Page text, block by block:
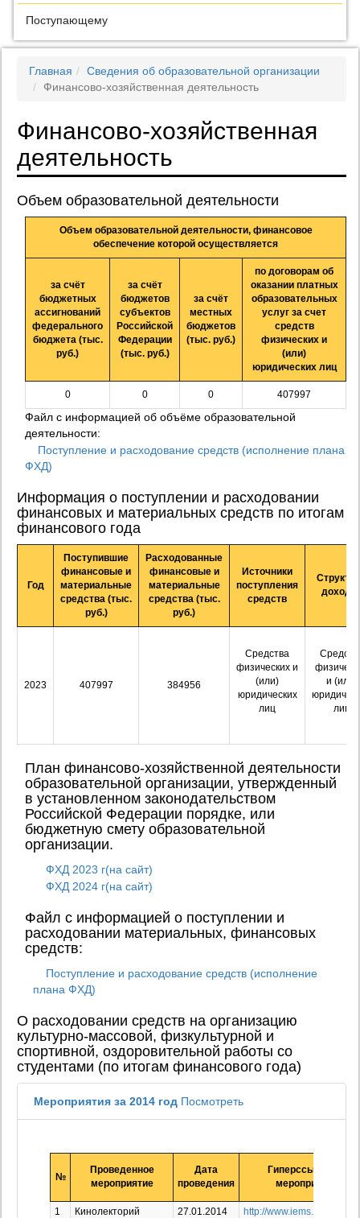
Поступающему
Главная
Сведения об образовательной организации
Финансово-хозяйственная деятельность
Финансово-хозяйственная
деятельность
Объем образовательной деятельности
Объем образовательной деятельности, финансовое
обеспечение которой осуществляется
за счёт
бюджетных
ассигнований
федерального
бюджета (тыс.
руб.)
за счёт
бюджетов
субъектов
Российской
Федерации
(тыс. руб.)
за счёт
местных
бюджетов
(тыс. руб.)
по договорам об
оказании платных
образовательных
услуг за счет
средств
физических и
(или)
юридических лиц
0 0 0 407997
Файл с информацией об объёме образовательной
деятельности:
Поступление и расходование средств (исполнение плана
ФХД)
Информация о поступлении и расходовании
финансовых и материальных средств по итогам
финансового года
Год
Поступившие
финансовые и
материальные
средства (тыс.
руб.)
Расходованные
финансовые и
материальные
средства (тыс.
руб.)
Источники
поступления
средств
2023 407997 384956
Средства
физических и
(или)
юридических
лиц
и (или)
лиц
План финансово-хозяйственной деятельности
образовательной организации, утвержденный
в установленном законодательством
Российской Федерации порядке, или
бюджетную смету образовательной
организации.
ФХД 2023 г(на сайт)
ФХД 2024 г(на сайт)
Файл с информацией о поступлении и
расходовании материальных, финансовых
средств:
Поступление и расходование средств (исполнение
плана ФХД)
О расходовании средств на организацию
культурно-массовой, физкультурной и
спортивной, оздоровительной работы со
студентами (по итогам финансового года)
Мероприятия за 2014 год Посмотреть
№
Проведенное
мероприятие
Дата
проведения
Гиперссылка на
мероприятие
1 Кинолекторий 27.01.2014 http://www.iems.ru/news/